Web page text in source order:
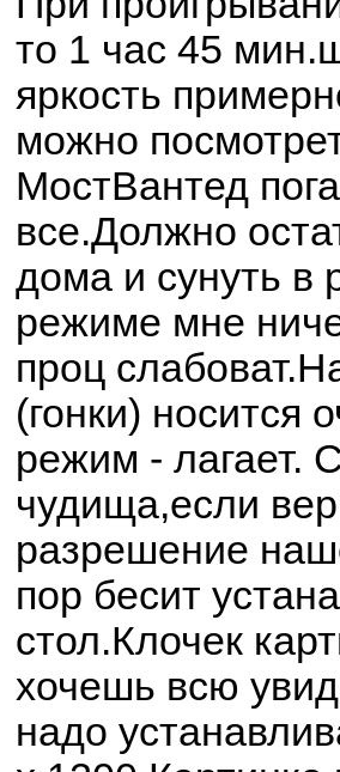
то 1 час 45
яркость
можно
МостВантед
все.Должно
дома и сунуть в
режиме мне
проц
(гонки) носится
режим - лагает.
чудища,если
разрешение
пор бесит
стол.Клочек
хочешь всю
надо